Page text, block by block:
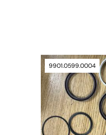
verfügbar
9901.0599.0004